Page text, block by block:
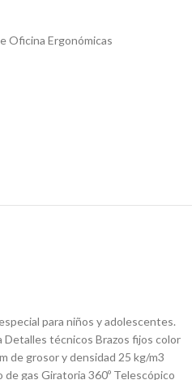
Oficina Ergonómicas
para niños y adolescentes.
Detalles técnicos Brazos fijos color
de grosor y densidad 25 kg/m3
gas Giratoria 360º Telescópico